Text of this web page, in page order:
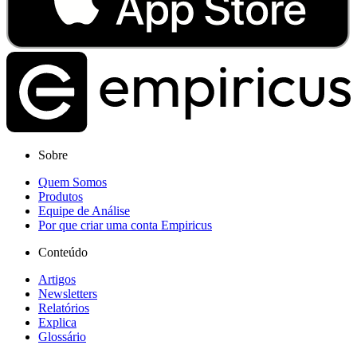
Sobre
Quem Somos
Produtos
Equipe de Análise
Por que criar uma conta Empiricus
Conteúdo
Artigos
Newsletters
Relatórios
Explica
Glossário